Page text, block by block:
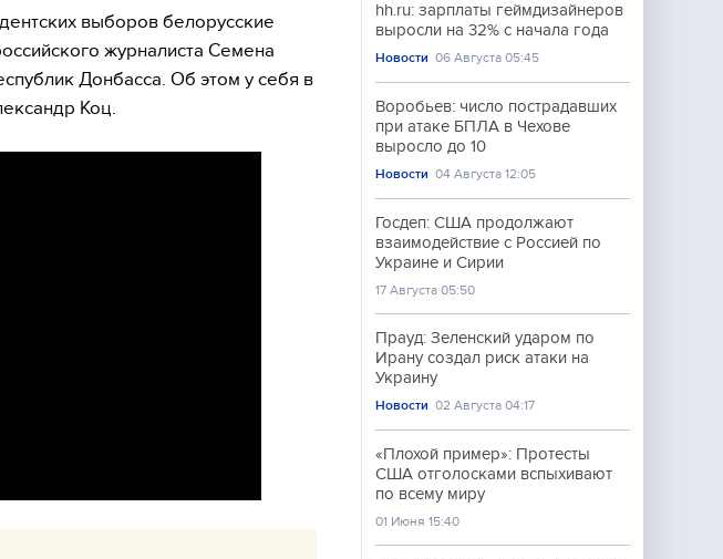
выборов белорусские
журналиста Семена
Донбасса. Об этом у себя в
Коц.
hh.ru: зарплаты геймдизайнеров
выросли на 32% с начала года
Новости 06 Августа 05:45
Воробьев: число пострадавших
при атаке БПЛА в Чехове
выросло до 10
Новости 04 Августа 12:05
Госдеп: США продолжают
взаимодействие с Россией по
Украине и Сирии
17 Августа 05:50
Прауд: Зеленский ударом по
Ирану создал риск атаки на
Украину
Новости 02 Августа 04:17
«Плохой пример»: Протесты
США отголосками вспыхивают
по всему миру
01 Июня 15:40